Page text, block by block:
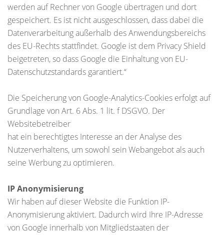
werden auf Rechner von Google übertragen und dort
gespeichert. Es ist nicht ausgeschlossen, dass dabei die
Datenverarbeitung außerhalb des Anwendungsbereichs
des EU-Rechts stattfindet. Google ist dem Privacy Shield
beigetreten, so dass Google die Einhaltung von EU-
Datenschutzstandards garantiert.“
Die Speicherung von Google-Analytics-Cookies erfolgt auf
Grundlage von Art. 6 Abs. 1 lit. f DSGVO. Der
Websitebetreiber
hat ein berechtigtes Interesse an der Analyse des
Nutzerverhaltens, um sowohl sein Webangebot als auch
seine Werbung zu optimieren.
IP Anonymisierung
Wir haben auf dieser Website die Funktion IP-
Anonymisierung aktiviert. Dadurch wird Ihre IP-Adresse
von Google innerhalb von Mitgliedstaaten der